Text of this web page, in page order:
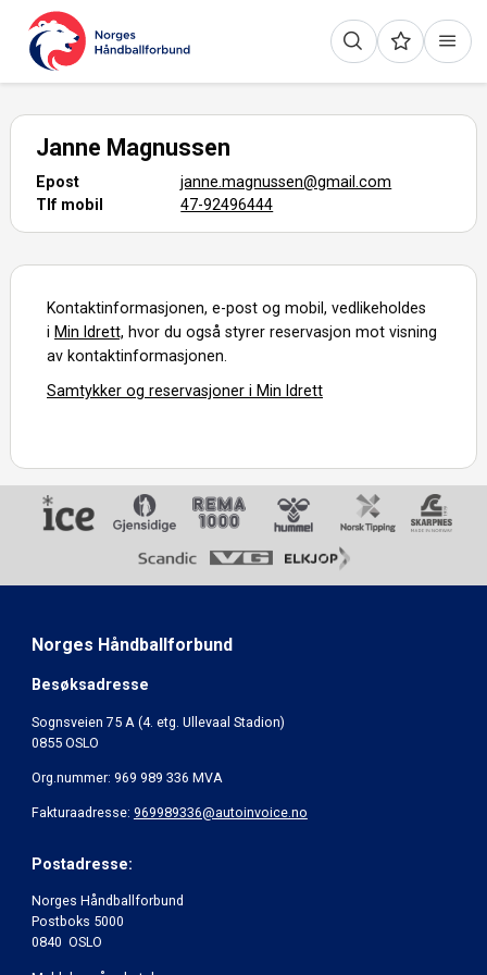
Janne Magnussen
Epost
janne.magnussen@gmail.com
Tlf mobil
47-92496444
Kontaktinformasjonen, e-post og mobil, vedlikeholdes
i Min Idrett, hvor du også styrer reservasjon mot visning
av kontaktinformasjonen.
Samtykker og reservasjoner i Min Idrett
Norges Håndballforbund
Besøksadresse
Sognsveien 75 A (4. etg. Ullevaal Stadion)
0855 OSLO
Org.nummer: 969 989 336 MVA
Fakturaadresse: 969989336@autoinvoice.no
Postadresse:
Norges Håndballforbund
Postboks 5000
0840 OSLO